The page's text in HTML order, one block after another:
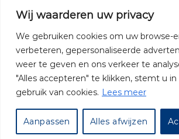
Wij waarderen uw privacy
We gebruiken cookies om uw browse-
verbeteren, gepersonaliseerde
weer te geven en ons verkeer te
"Alles accepteren" te klikken, stemt u
gebruik van cookies. Lees meer
Aanpassen Alles afwijzen
SEO copywriting
© 2026 -Audiogigant